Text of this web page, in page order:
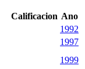
Calificacion Ano
1992
1997
1999